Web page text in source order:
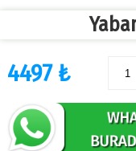
4497 ₺